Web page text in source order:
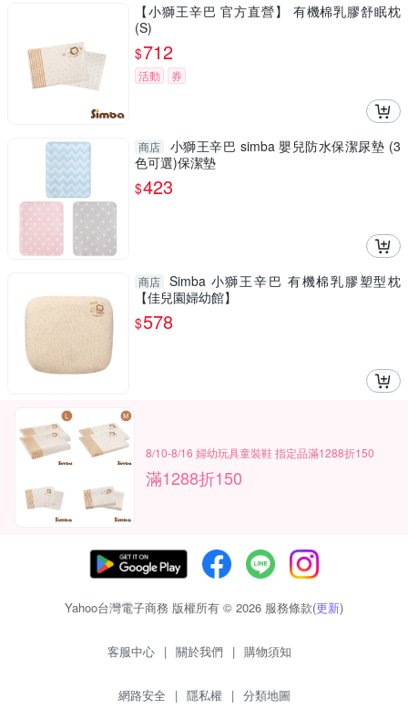
【小獅王辛巴 官方直營】 有機棉乳膠舒眠枕
(S)
$712
活動 券
商店
小獅王辛巴 simba 嬰兒防水保潔尿墊 (3
色可選)保潔墊
$423
商店 Simba 小獅王辛巴 有機棉乳膠塑型枕
【佳兒園婦幼館】
$578
8/10-8/16 婦幼玩具童裝鞋 指定品滿1288折150
滿1288折150
Yahoo台灣電子商務 版權所有 © 2026 服務條款(更新)
客服中心 | 關於我們 | 購物須知
網路安全 | 隱私權 | 分類地圖